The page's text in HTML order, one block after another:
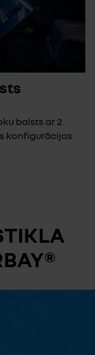
balsts ar 2
konfigurācijas